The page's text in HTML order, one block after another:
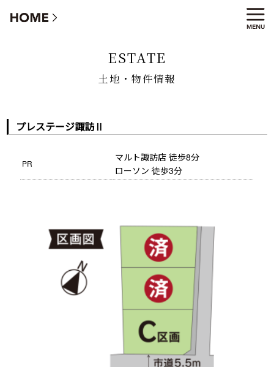
土地・物件情報
ESTATE
土地・物件情報
プレステージ諏訪Ⅱ
PR
マルト諏訪店 徒歩8分
ローソン 徒歩3分